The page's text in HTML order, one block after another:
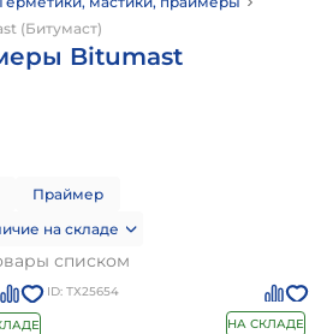
(Битумаст)
Bitumast
Праймер
на складе
списком
ID: ТХ25654
НА СКЛАДЕ